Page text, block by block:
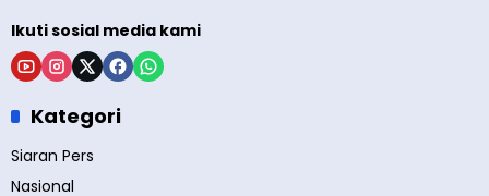
Ikuti sosial media kami
Kategori
Siaran Pers
Nasional